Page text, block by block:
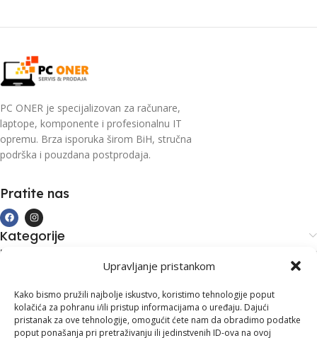
Upravljanje pristankom
Kako bismo pružili najbolje iskustvo, koristimo tehnologije poput
kolačića za pohranu i/ili pristup informacijama o uređaju. Dajući
pristanak za ove tehnologije, omogućit ćete nam da obradimo podatke
poput ponašanja pri pretraživanju ili jedinstvenih ID-ova na ovoj
PC ONER je specijalizovan za računare,
laptope, komponente i profesionalnu IT
opremu. Brza isporuka širom BiH, stručna
podrška i pouzdana postprodaja.
Pratite nas
Kategorije
Kupovina i podrška
Kontakt informacije
Branilaca Bosne, 75 300 Lukavac